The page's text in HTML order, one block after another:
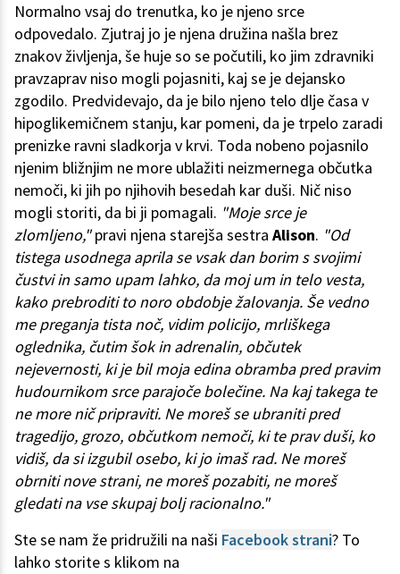
Normalno vsaj do trenutka, ko je njeno srce
odpovedalo. Zjutraj jo je njena družina našla brez
znakov življenja, še huje so se počutili, ko jim zdravniki
pravzaprav niso mogli pojasniti, kaj se je dejansko
zgodilo. Predvidevajo, da je bilo njeno telo dlje časa v
hipoglikemičnem stanju, kar pomeni, da je trpelo zaradi
prenizke ravni sladkorja v krvi. Toda nobeno pojasnilo
njenim bližnjim ne more ublažiti neizmernega občutka
nemoči, ki jih po njihovih besedah kar duši. Nič niso
mogli storiti, da bi ji pomagali. "Moje srce je
zlomljeno,"pravi njena starejša sestra Alison. "Od
tistega usodnega aprila se vsak dan borim s svojimi
čustvi in samo upam lahko, da moj um in telo vesta,
kako prebroditi to noro obdobje žalovanja. Še vedno
me preganja tista noč, vidim policijo, mrliškega
oglednika, čutim šok in adrenalin, občutek
nejevernosti, ki je bil moja edina obramba pred pravim
hudournikom srce parajoče bolečine. Na kaj takega te
ne more nič pripraviti. Ne moreš se ubraniti pred
tragedijo, grozo, občutkom nemoči, ki te prav duši, ko
vidiš, da si izgubil osebo, ki jo imaš rad. Ne moreš
obrniti nove strani, ne moreš pozabiti, ne moreš
gledati na vse skupaj bolj racionalno."
Ste se nam že pridružili na naši Facebook strani? To
lahko storite s klikom na